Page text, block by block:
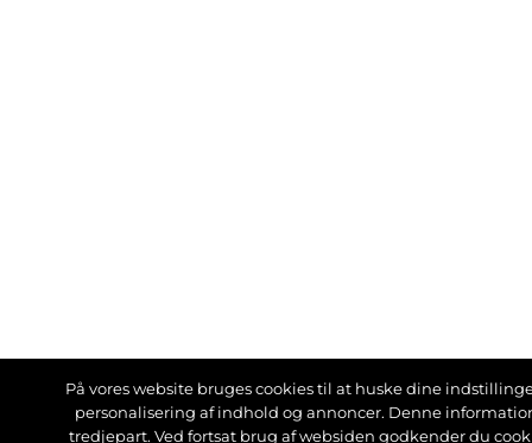
På vores website bruges cookies til at huske dine
personalisering af indhold og annoncer. Denne
tredjepart. Ved fortsat brug af websiden godkender du